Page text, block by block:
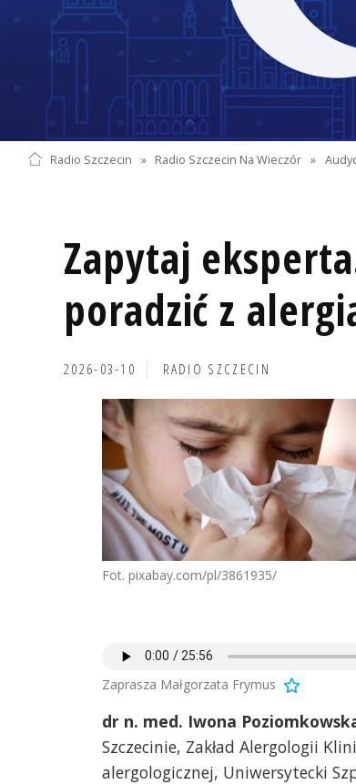
Radio Szczecin » Radio Szczecin Na Wieczór »
Zapytaj
poradzić z
2026-03-10 RADIO SZCZECIN
Fot. pixabay.com/pl/3861935/
Zaprasza Małgorzata Frymus
dr n. med. Iwona
Szczecinie, Zakład Alergologii
alergologicznej, Uniwersytecki